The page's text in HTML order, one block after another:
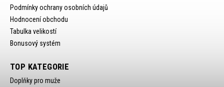
Podmínky ochrany osobních údajů
Hodnocení obchodu
Tabulka velikostí
Bonusový systém
TOP KATEGORIE
Doplňky pro muže